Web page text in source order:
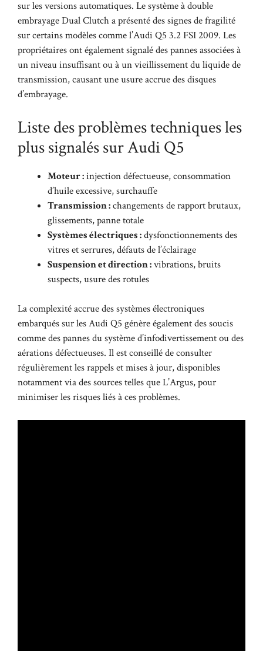
sur les versions automatiques. Le système à double
embrayage Dual Clutch a présenté des signes de fragilité
sur certains modèles comme l’Audi Q5 3.2 FSI 2009. Les
propriétaires ont également signalé des pannes associées à
un niveau insuffisant ou à un vieillissement du liquide de
transmission, causant une usure accrue des disques
d’embrayage.
Liste des problèmes techniques les
plus signalés sur Audi Q5
Moteur :injection défectueuse, consommation
d’huile excessive, surchauffe
Transmission :changements de rapport brutaux,
glissements, panne totale
Systèmes électriques :dysfonctionnements des
vitres et serrures, défauts de l’éclairage
Suspension et direction :vibrations, bruits
suspects, usure des rotules
La complexité accrue des systèmes électroniques
embarqués sur les Audi Q5 génère également des soucis
comme des pannes du système d’infodivertissement ou des
aérations défectueuses. Il est conseillé de consulter
régulièrement les rappels et mises à jour, disponibles
notamment via des sources telles queL’Argus, pour
minimiser les risques liés à ces problèmes.